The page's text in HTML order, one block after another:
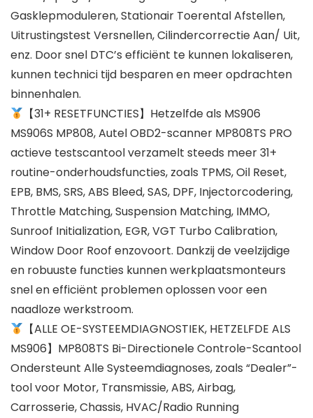
Gasklepmoduleren, Stationair Toerental Afstellen,
Uitrustingstest Versnellen, Cilindercorrectie Aan/ Uit,
enz. Door snel DTC’s efficiënt te kunnen lokaliseren,
kunnen technici tijd besparen en meer opdrachten
binnenhalen.
【31+ RESETFUNCTIES】Hetzelfde als MS906
MS906S MP808, Autel OBD2-scanner MP808TS PRO
actieve testscantool verzamelt steeds meer 31+
routine-onderhoudsfuncties, zoals TPMS, Oil Reset,
EPB, BMS, SRS, ABS Bleed, SAS, DPF, Injectorcodering,
Throttle Matching, Suspension Matching, IMMO,
Sunroof Initialization, EGR, VGT Turbo Calibration,
Window Door Roof enzovoort. Dankzij de veelzijdige
en robuuste functies kunnen werkplaatsmonteurs
snel en efficiënt problemen oplossen voor een
naadloze werkstroom.
【ALLE OE-SYSTEEMDIAGNOSTIEK, HETZELFDE ALS
MS906】MP808TS Bi-Directionele Controle-Scantool
Ondersteunt Alle Systeemdiagnoses, zoals “Dealer”-
tool voor Motor, Transmissie, ABS, Airbag,
Carrosserie, Chassis, HVAC/Radio Running